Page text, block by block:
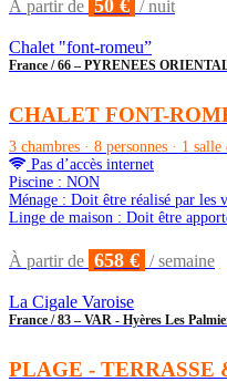
À partir de 50 € / nuit
Chalet "font-romeu”
France / 66 – PYRENEES
CHALET FONT-
3 chambres · 8 personnes · 1 salle
Pas d’accès internet
Piscine : NON
Ménage : Doit être réalisé par les
Linge de maison : Doit être
À partir de 658 € / semaine
La Cigale Varoise
France / 83 – VAR - Hyères Les
PLAGE -